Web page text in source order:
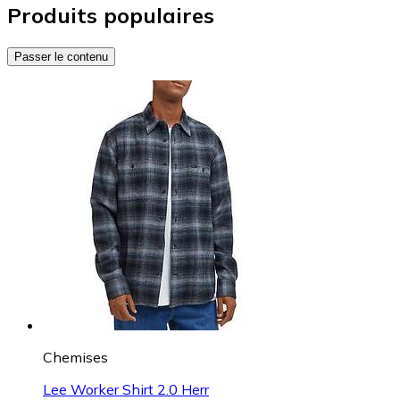
Produits populaires
Passer le contenu
Chemises
Lee Worker Shirt 2.0 Herr